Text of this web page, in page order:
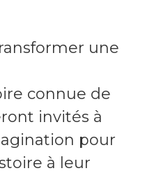
une
connue de
invités à
pour
à leur